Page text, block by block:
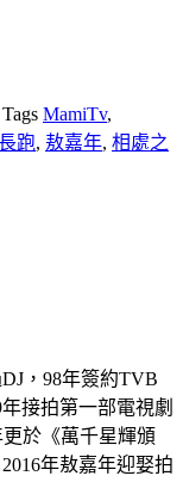
Tags MamiTv,
跑, 敖嘉年, 相處之
，98年簽約TVB
接拍第一部電視劇
於《萬千星輝頒
年敖嘉年迎娶拍